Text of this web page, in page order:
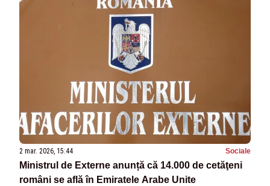
2 mar. 2026, 15:44 Sociale
Ministrul de Externe anunță că 14.000 de cetăţeni
români se află în Emiratele Arabe Unite